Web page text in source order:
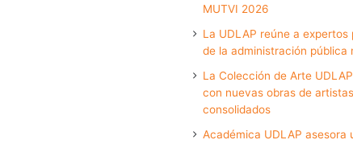
MUTVI 2026
La UDLAP reúne a
de la administración pública
La Colección de Arte
con nuevas obras de
consolidados
Académica UDLAP asesora